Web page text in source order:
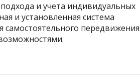
и учета индивидуальных
и установленная система
передвижения